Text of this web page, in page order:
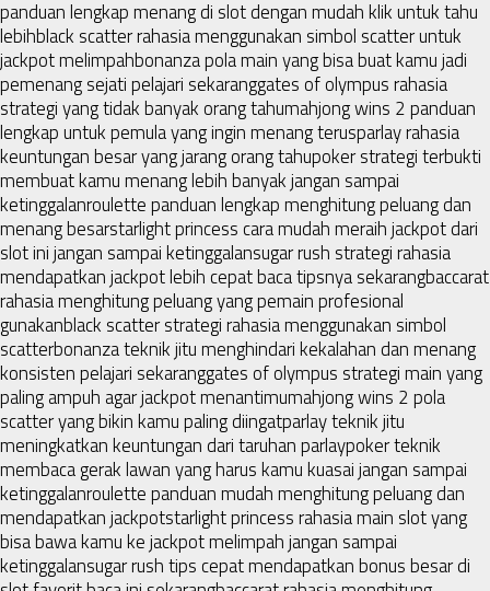
panduan lengkap menang di slot dengan mudah klik untuk tahu
lebihblack scatter rahasia menggunakan simbol scatter untuk
jackpot melimpahbonanza pola main yang bisa buat kamu jadi
pemenang sejati pelajari sekaranggates of olympus rahasia
strategi yang tidak banyak orang tahumahjong wins 2 panduan
lengkap untuk pemula yang ingin menang terusparlay rahasia
keuntungan besar yang jarang orang tahupoker strategi terbukti
membuat kamu menang lebih banyak jangan sampai
ketinggalanroulette panduan lengkap menghitung peluang dan
menang besarstarlight princess cara mudah meraih jackpot dari
slot ini jangan sampai ketinggalansugar rush strategi rahasia
mendapatkan jackpot lebih cepat baca tipsnya sekarangbaccarat
rahasia menghitung peluang yang pemain profesional
gunakanblack scatter strategi rahasia menggunakan simbol
scatterbonanza teknik jitu menghindari kekalahan dan menang
konsisten pelajari sekaranggates of olympus strategi main yang
paling ampuh agar jackpot menantimumahjong wins 2 pola
scatter yang bikin kamu paling diingatparlay teknik jitu
meningkatkan keuntungan dari taruhan parlaypoker teknik
membaca gerak lawan yang harus kamu kuasai jangan sampai
ketinggalanroulette panduan mudah menghitung peluang dan
mendapatkan jackpotstarlight princess rahasia main slot yang
bisa bawa kamu ke jackpot melimpah jangan sampai
ketinggalansugar rush tips cepat mendapatkan bonus besar di